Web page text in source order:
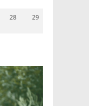
28 29